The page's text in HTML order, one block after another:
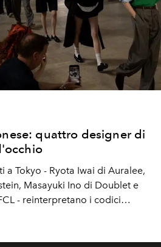
quattro designer di
a Tokyo - Ryota Iwai di Auralee,
Masayuki Ino di Doublet e
- reinterpretano i codici
unico il menswear giapponese.